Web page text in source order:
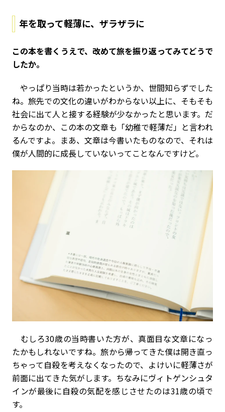
年を取って軽薄に、ザラザラに
――この本を書くうえで、改めて旅を振り返ってみてどうで
したか。
やっぱり当時は若かったというか、世間知らずでした
ね。旅先での文化の違いがわからない以上に、そもそも
社会に出て人と接する経験が少なかったと思います。だ
からなのか、この本の文章も「幼稚で軽薄だ」と言われ
るんですよ。まあ、文章は今書いたものなので、それは
僕が人間的に成長していないってことなんですけど。
むしろ30歳の当時書いた方が、真面目な文章になっ
たかもしれないですね。旅から帰ってきた僕は開き直っ
ちゃって自殺を考えなくなったので、よけいに軽薄さが
前面に出てきた気がします。ちなみにヴィトゲンシュタ
インが最後に自殺の気配を感じさせたのは31歳の頃で
す。